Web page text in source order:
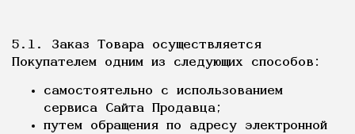
5.1. Заказ Товара осуществляется
Покупателем одним из следующих способов:
самостоятельно с использованием
сервиса Сайта Продавца;
путем обращения по адресу электронной